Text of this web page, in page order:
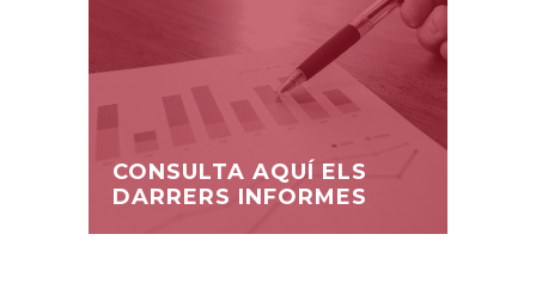
CONSULTA AQUÍ ELS
DARRERS INFORMES